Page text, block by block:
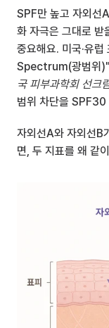
SPF만 높고 자외선
화 자극은 그대로 받
중요해요. 미국·유
Spectrum(광범위)"
국 피부과학회 선크
범위 차단을 SPF30
자외선A와 자외선B
면, 두 지표를 왜 같